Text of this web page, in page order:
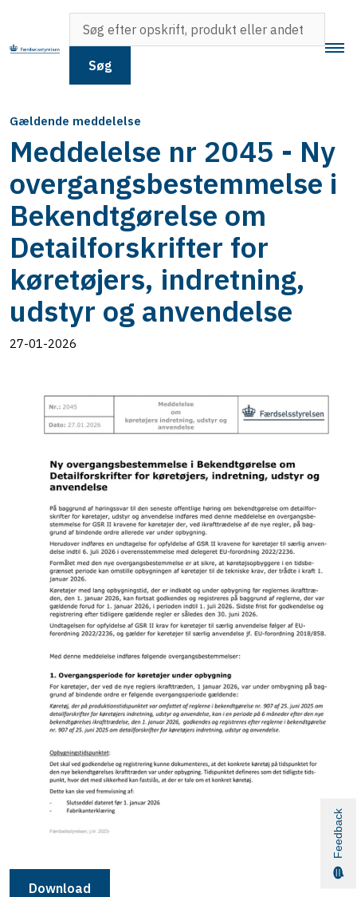
Søg
Gældende meddelelse
Meddelelse nr 2045 - Ny
overgangsbestemmelse i
Bekendtgørelse om
Detailforskrifter for
køretøjers, indretning,
udstyr og anvendelse
27-01-2026
Download
Feedback